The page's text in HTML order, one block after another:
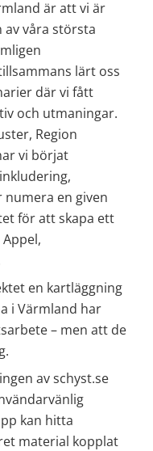
är att vi är
av våra största
lärt oss
där vi fått
och utmaningar.
Region
vi börjat
en given
för att skapa ett
en kartläggning
i Värmland har
– men att de
av schyst.se
kan hitta
material kopplat